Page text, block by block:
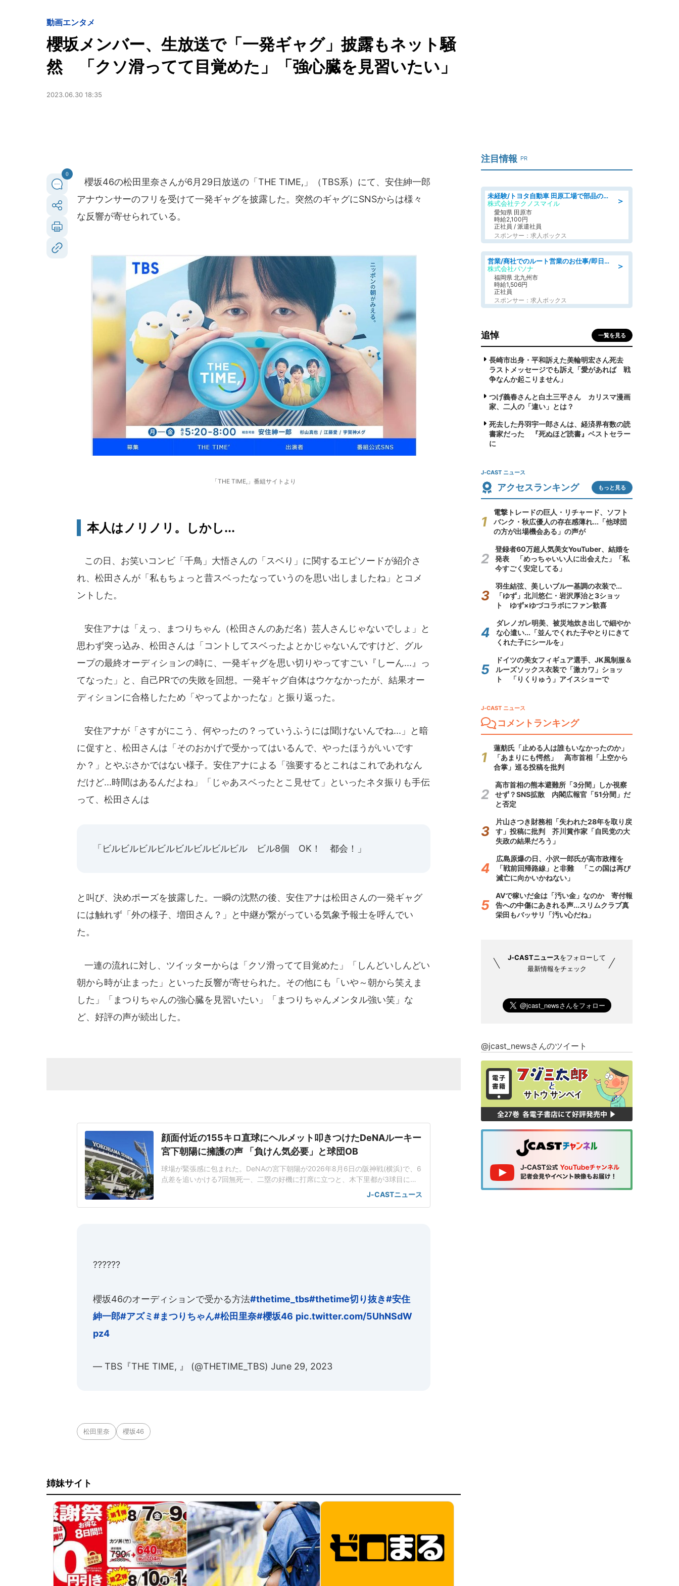
動画エンタメ
櫻坂メンバー、生放送で「一発ギャグ」披露もネット騒
然 「クソ滑ってて目覚めた」「強心臓を見習いたい」
2023.06.30 18:35
0
櫻坂46の松田里奈さんが6月29日放送の「THE TIME,」（TBS系）にて、安住紳一郎
アナウンサーのフリを受けて一発ギャグを披露した。突然のギャグにSNSからは様々
な反響が寄せられている。
「THE TIME,」番組サイトより
本人はノリノリ。しかし...
この日、お笑いコンビ「千鳥」大悟さんの「スベり」に関するエピソードが紹介さ
れ、松田さんが「私もちょっと昔スベったなっていうのを思い出しましたね」とコメ
ントした。
安住アナは「えっ、まつりちゃん（松田さんのあだ名）芸人さんじゃないでしょ」と
思わず突っ込み、松田さんは「コントしてスベったよとかじゃないんですけど、グル
ープの最終オーディションの時に、一発ギャグを思い切りやってすごい『しーん...』っ
てなった」と、自己PRでの失敗を回想。一発ギャグ自体はウケなかったが、結果オー
ディションに合格したため「やってよかったな」と振り返った。
安住アナが「さすがにこう、何やったの？っていうふうには聞けないんでね...」と暗
に促すと、松田さんは「そのおかげで受かってはいるんで、やったほうがいいです
か？」とやぶさかではない様子。安住アナによる「強要するとこれはこれであれなん
だけど...時間はあるんだよね」「じゃあスベったとこ見せて」といったネタ振りも手伝
って、松田さんは
「ビルビルビルビルビルビルビルビル ビル8個 OK！ 都会！」
と叫び、決めポーズを披露した。一瞬の沈黙の後、安住アナは松田さんの一発ギャグ
には触れず「外の様子、増田さん？」と中継が繋がっている気象予報士を呼んでい
た。
一連の流れに対し、ツイッターからは「クソ滑ってて目覚めた」「しんどいしんどい
朝から時が止まった」といった反響が寄せられた。その他にも「いや～朝から笑えま
した」「まつりちゃんの強心臓を見習いたい」「まつりちゃんメンタル強い笑」な
ど、好評の声が続出した。
顔面付近の155キロ直球にヘルメット叩きつけたDeNAルーキー
宮下朝陽に擁護の声 「負けん気必要」と球団OB
球場が緊張感に包まれた。DeNAの宮下朝陽が2026年8月6日の阪神戦(横浜)で、6
点差を追いかける7回無死一、二塁の好機に打席に立つと、木下里都が3球目に投
じた155キロ直球が顔面付近へ。もんどり打ってよけた宮下は怒りの表情を見せて
ヘルメットを叩きつけた。「熱くなってしまった部分があったのでしょう」前日5
J-CASTニュース
??????
櫻坂46のオーディションで受かる方法#thetime_tbs#thetime切り抜き#安住
紳一郎#アズミ #まつりちゃん#松田里奈#櫻坂46 pic.twitter.com/5UhNSdW
pz4
— TBS『THE TIME, 』 (@THETIME_TBS) June 29, 2023
松田里奈 櫻坂46
姉妹サイト
注目情報 PR
＞
未経験/トヨタ自動車 田原工場で部品の運搬作業/tutumi
株式会社テクノスマイル
愛知県 田原市
時給2,100円
正社員 / 派遣社員
スポンサー：求人ボックス
＞
営業/商社でのルート営業のお仕事/即日勤務可/車通勤可/営業
株式会社パソナ
福岡県 北九州市
時給1,506円
正社員
スポンサー：求人ボックス
追悼 一覧を見る
長崎市出身・平和訴えた美輪明宏さん死去
ラストメッセージでも訴え「愛があれば 戦
争なんか起こりません」
つげ義春さんと白土三平さん カリスマ漫画
家、二人の「違い」とは？
死去した丹羽宇一郎さんは、経済界有数の読
書家だった 『死ぬほど読書』ベストセラー
に
J-CAST ニュース
アクセスランキング もっと見る
電撃トレードの巨人・リチャード、ソフト
バンク・秋広優人の存在感薄れ...「他球団
の方が出場機会ある」の声が
登録者60万超人気美女YouTuber、結婚を
発表 「めっちゃいい人に出会えた」「私
今すごく安定してる」
羽生結弦、美しいブルー基調の衣装で...
「ゆず」北川悠仁・岩沢厚治と3ショッ
ト ゆず×ゆづコラボにファン歓喜
ダレノガレ明美、被災地炊き出しで細やか
な心遣い...「並んでくれた子やとりにきて
くれた子にシールを」
ドイツの美女フィギュア選手、JK風制服＆
ルーズソックス衣装で「激カワ」ショッ
ト 「りくりゅう」アイスショーで
J-CAST ニュース
コメントランキング
蓮舫氏「止める人は誰もいなかったのか」
「あまりにも愕然」 高市首相「上空から
合掌」巡る投稿を批判
高市首相の熊本避難所「3分間」しか視察
せず？SNS拡散 内閣広報官「51分間」だ
と否定
片山さつき財務相「失われた28年を取り戻
す」投稿に批判 芥川賞作家「自民党の大
失政の結果だろう」
広島原爆の日、小沢一郎氏が高市政権を
「戦前回帰路線」と非難 「この国は再び
滅亡に向かいかねない」
AVで稼いだ金は「汚い金」なのか 寄付報
告への中傷にあきれる声...スリムクラブ真
栄田もバッサリ「汚い心だね」
J-CASTニュースをフォローして
最新情報をチェック
@jcast_newsさんのツイート